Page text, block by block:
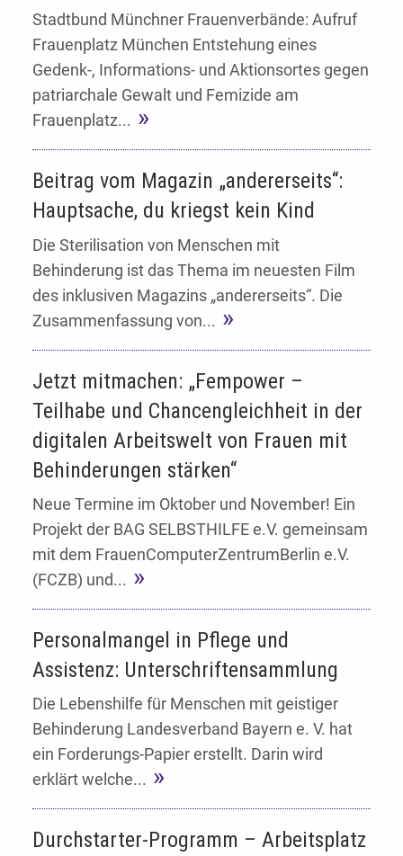
Stadtbund Münchner Frauenverbände: Aufruf
Frauenplatz München Entstehung eines
Gedenk-, Informations- und Aktionsortes gegen
patriarchale Gewalt und Femizide am
Frauenplatz...
Beitrag vom Magazin „andererseits“:
Hauptsache, du kriegst kein Kind
Die Sterilisation von Menschen mit
Behinderung ist das Thema im neuesten Film
des inklusiven Magazins „andererseits“. Die
Zusammenfassung von...
Jetzt mitmachen: „Fempower –
Teilhabe und Chancengleichheit in der
digitalen Arbeitswelt von Frauen mit
Behinderungen stärken“
Neue Termine im Oktober und November! Ein
Projekt der BAG SELBSTHILFE e.V. gemeinsam
mit dem FrauenComputerZentrumBerlin e.V.
(FCZB) und...
Personalmangel in Pflege und
Assistenz: Unterschriftensammlung
Die Lebenshilfe für Menschen mit geistiger
Behinderung Landesverband Bayern e. V. hat
ein Forderungs-Papier erstellt. Darin wird
erklärt welche...
Durchstarter-Programm – Arbeitsplatz